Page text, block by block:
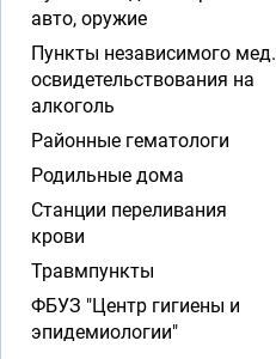
авто, оружие
Пункты независимого мед.
освидетельствования на
алкоголь
Районные гематологи
Родильные дома
Станции переливания
крови
Травмпункты
ФБУЗ "Центр гигиены и
эпидемиологии"